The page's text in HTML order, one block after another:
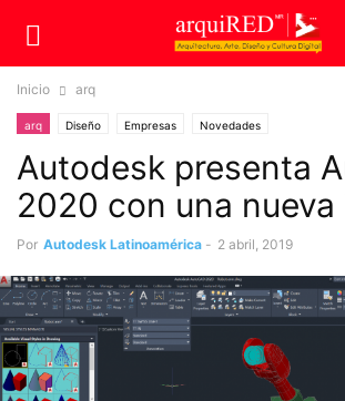
Inicio arq
arq Diseño Empresas Novedades
Autodesk presenta
2020 con una nueva
Por Autodesk Latinoamérica - 2 abril, 2019